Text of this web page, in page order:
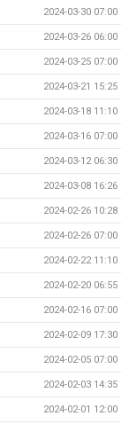
2024-03-30 07:00
2024-03-26 06:00
2024-03-25 07:00
2024-03-21 15:25
2024-03-18 11:10
2024-03-16 07:00
2024-03-12 06:30
2024-03-08 16:26
2024-02-26 10:28
2024-02-26 07:00
2024-02-22 11:10
2024-02-20 06:55
2024-02-16 07:00
2024-02-09 17:30
2024-02-05 07:00
2024-02-03 14:35
2024-02-01 12:00